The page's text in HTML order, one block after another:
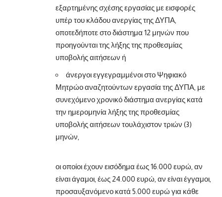
εξαρτημένης σχέσης εργασίας με εισφορές
υπέρ του κλάδου ανεργίας της ΔΥΠΑ,
οποτεδήποτε στο διάστημα 12 μηνών που
προηγούνται της λήξης της προθεσμίας
υποβολής αιτήσεων ή
άνεργοι εγγεγραμμένοι στο Ψηφιακό
Μητρώο αναζητούντων εργασία της ΔΥΠΑ, με
συνεχόμενο χρονικό διάστημα ανεργίας κατά
την ημερομηνία λήξης της προθεσμίας
υποβολής αιτήσεων τουλάχιστον τριών (3)
μηνών,
οι οποίοι έχουν εισόδημα έως 16.000 ευρώ, αν
είναι άγαμοι, έως 24.000 ευρώ, αν είναι έγγαμοι,
προσαυξανόμενο κατά 5.000 ευρώ για κάθε